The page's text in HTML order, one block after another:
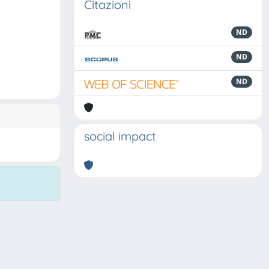
Citazioni
ND
ND
ND
social impact